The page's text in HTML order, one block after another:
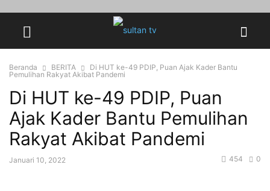
Beranda BERITA
Di HUT ke-49 PDIP, Puan Ajak Kader Bantu
Pemulihan Rakyat Akibat Pandemi
Di HUT ke-49 PDIP, Puan
Ajak Kader Bantu Pemulihan
Rakyat Akibat Pandemi
Januari 10, 2022 0
454